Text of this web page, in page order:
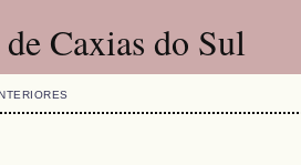
Caxias do Sul